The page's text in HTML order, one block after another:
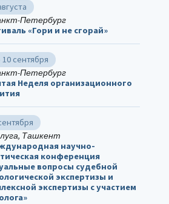
Петербург
«Гори и не сгорай»
сентября
Петербург
Неделя организационного
Ташкент
научно-
конференция
вопросы судебной
экспертизы и
экспертизы с участием